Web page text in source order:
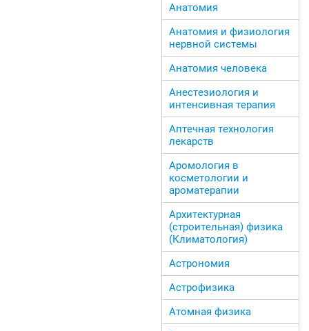
Анатомия
Анатомия и физиология
нервной системы
Анатомия человека
Анестезиология и
интенсивная терапия
Аптечная технология
лекарств
Аромология в
косметологии и
ароматерапии
Архитектурная
(строительная) физика
(Климатология)
Астрономия
Астрофизика
Атомная физика